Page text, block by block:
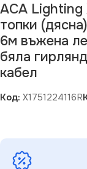
ACA Lighting
топки
6м въжена
бяла
кабел
Код: X1751224116R